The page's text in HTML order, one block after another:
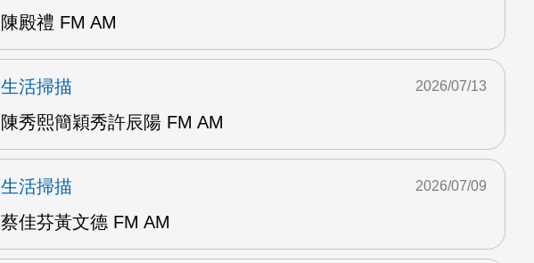
陳殿禮 FM AM
生活掃描
陳秀熙簡穎秀許辰陽 FM AM
2026/07/13
生活掃描
蔡佳芬黃文德 FM AM
2026/07/09